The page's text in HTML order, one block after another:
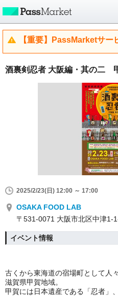
【重要】PassMarketサー
酒裏剣忍者 大阪編・其の二
2025/2/23(日) 12:00 ～ 17:00
OSAKA FOOD LAB
〒531-0071 大阪市北区中津1-
イベント情報
古くから東海道の宿場町として人
滋賀県甲賀地域。
甲賀には日本遺産である「忍者」